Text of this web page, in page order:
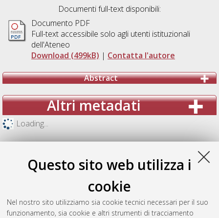
Questo sito web utilizza i
cookie
Nel nostro sito utilizziamo sia cookie tecnici necessari per il suo
funzionamento, sia cookie e altri strumenti di tracciamento
Documenti full-text disponibili:
Documento PDF
Full-text accessibile solo agli utenti istituzionali
dell'Ateneo
Download (499kB) | Contatta l'autore
Abstract
Altri metadati
Loading...